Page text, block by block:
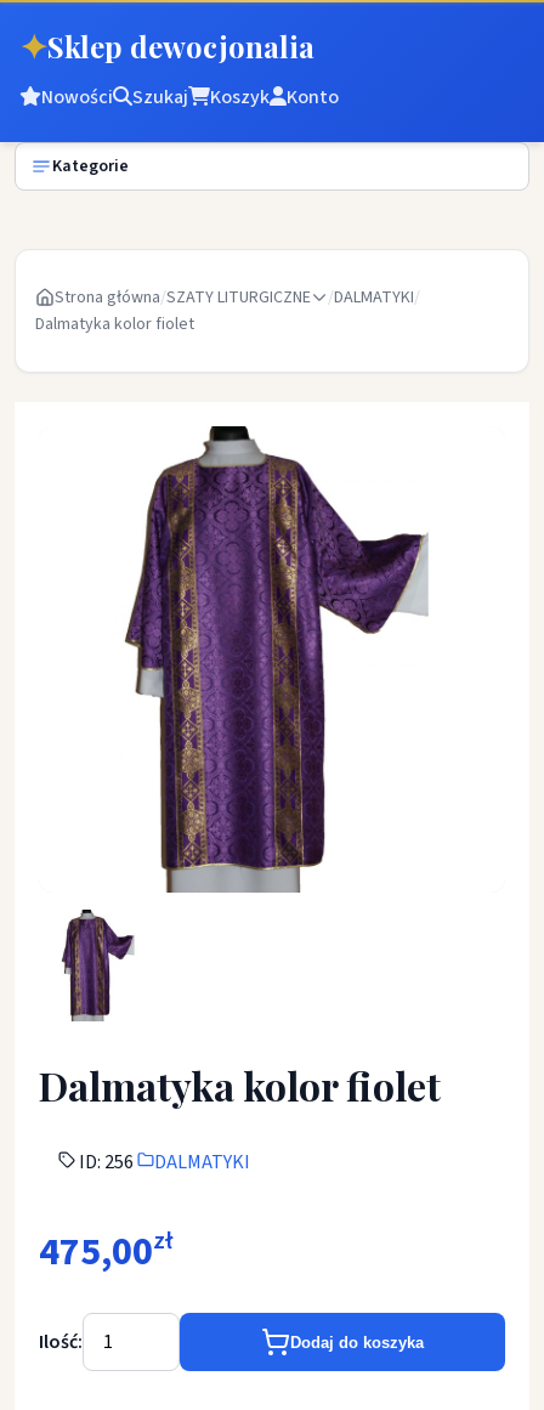
✦Sklep dewocjonalia
Nowości Szukaj Koszyk Konto
Kategorie
Strona główna/SZATY LITURGICZNE /DALMATYKI/
Dalmatyka kolor fiolet
Dalmatyka kolor fiolet - DALMATYKI - Dalmatyka kolor fiolet
Dalmatyka kolor fiolet
ID: 256 DALMATYKI
475,00zł
Ilość: Dodaj do koszyka